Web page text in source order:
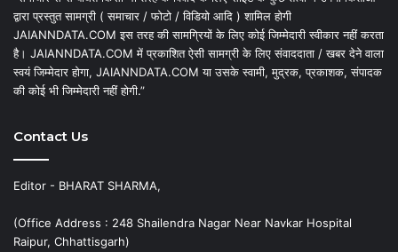
द्वारा प्रस्तुत सामग्री ( समाचार / फोटो / विडियो आदि ) शामिल होगी
JAIANNDATA.COM इस तरह की सामग्रियों के लिए कोई जिम्मेदारी स्वीकार नहीं करता
है। JAIANNDATA.COM में प्रकाशित ऐसी सामग्री के लिए संवाददाता / खबर देने वाला
स्वयं जिम्मेदार होगा, JAIANNDATA.COM या उसके स्वामी, मुद्रक, प्रकाशक, संपादक
की कोई भी जिम्मेदारी नहीं होगी.”
Contact Us
Editor - BHARAT SHARMA,
(Office Address : 248 Shailendra Nagar Near Navkar Hospital
Raipur, Chhattisgarh)